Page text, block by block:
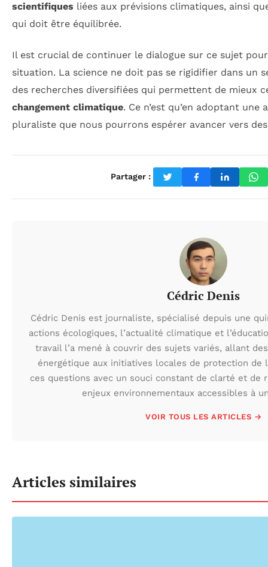
scientifiques liées aux prévisions climatiques, ainsi
qui doit être équilibrée.
Il est crucial de continuer le dialogue sur ce sujet
situation. La science ne doit pas se rigidifier dans un
des recherches diversifiées qui permettent de mieux
changement climatique. Ce n’est qu’en adoptant
pluraliste que nous pourrons espérer avancer vers
Partager :
Cédric Denis
Cédric Denis est journaliste, spécialisé depuis une
actions écologiques, l’actualité climatique et
travail l’a mené à couvrir des sujets variés, allant
énergétique aux initiatives locales de protection de
ces questions avec un souci constant de clarté et de
enjeux environnementaux accessibles à
VOIR TOUS LES ARTICLES →
Articles similaires